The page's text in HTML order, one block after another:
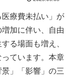
療費未払い」が
加に伴い、自由
る場面も増え、
ています。本章
」「影響」の三